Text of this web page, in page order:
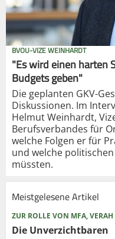
BVOU-VIZE WEINHARDT
"Es wird einen harten
Budgets geben"
Die geplanten GKV-
Diskussionen. Im
Helmut Weinhardt,
Berufsverbandes für
welche Folgen er für
und welche
müssten.
Meistgelesene Artikel
ZUR ROLLE VON MFA,
Die Unverzichtbaren